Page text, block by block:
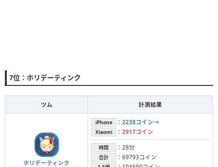
7位：ホリデーティンク
ツム 計測結果
ホリデーティンク
iPhone ： 2238コイン→
Xiaomi ： 2917コイン
時間 ：28分
合計 ：69793コイン